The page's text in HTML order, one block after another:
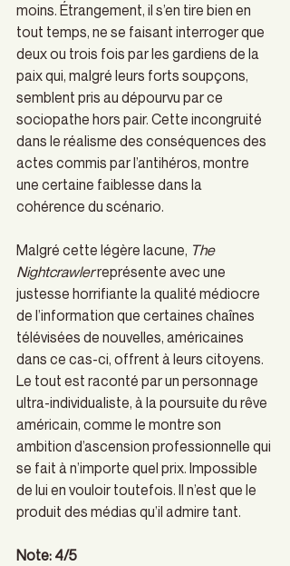
moins. Étrangement, il s’en tire bien en
tout temps, ne se faisant interroger que
deux ou trois fois par les gardiens de la
paix qui, malgré leurs forts soupçons,
semblent pris au dépourvu par ce
sociopathe hors pair. Cette incongruité
dans le réalisme des conséquences des
actes commis par l’antihéros, montre
une certaine faiblesse dans la
cohérence du scénario.
Malgré cette légère lacune, The
Nightcrawler représente avec une
justesse horrifiante la qualité médiocre
de l’information que certaines chaînes
télévisées de nouvelles, américaines
dans ce cas-ci, offrent à leurs citoyens.
Le tout est raconté par un personnage
ultra-individualiste, à la poursuite du rêve
américain, comme le montre son
ambition d’ascension professionnelle qui
se fait à n’importe quel prix. Impossible
de lui en vouloir toutefois. Il n’est que le
produit des médias qu’il admire tant.
Note: 4/5